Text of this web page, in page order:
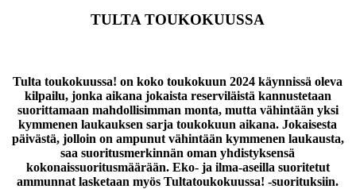
TULTA TOUKOKUUSSA
Tulta toukokuussa! on koko toukokuun 2024 käynnissä oleva
kilpailu, jonka aikana jokaista reserviläistä kannustetaan
suorittamaan mahdollisimman monta, mutta vähintään yksi
kymmenen laukauksen sarja toukokuun aikana. Jokaisesta
päivästä, jolloin on ampunut vähintään kymmenen laukausta,
saa suoritusmerkinnän oman yhdistyksensä
kokonaissuoritusmäärään. Eko- ja ilma-aseilla suoritetut
ammunnat lasketaan myös Tultatoukokuussa! -suorituksiin.